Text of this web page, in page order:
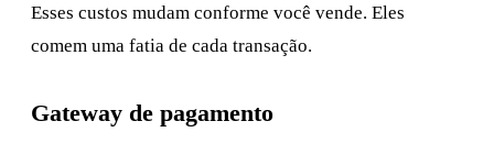
Esses custos mudam conforme você vende. Eles
comem uma fatia de cada transação.
Gateway de pagamento